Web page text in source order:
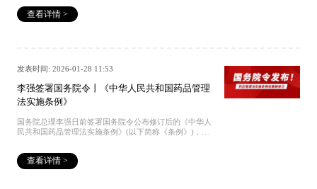
国计量法实施细则》制定，将实施近四十年的规范性文件
修订并上升为部门规章，旨在系统加强标准物质这一关键
行的量值溯源金字塔模型一致，又通过基准—— 一级——
二级的清晰分级，打通国内量值与国际标准的对接路径，
推动我国标准物质管理迈入法治化、体系化新阶段。2019
年，中国标准药物集团参照《国际通用计量学基本术语》
（ISO 指南 99）中测量标准 “原级、次级、工作级” 的溯
求，前瞻性对 “研制、生产、检验、供应” 全链条质量管理
体系完成系统性升级。这套体系不仅全面覆盖新《办法》
求，更在管理维度实现了与国际先进模式的同步接轨。深
化国际互认，构筑全球通行能力新《办法》在多个层面体
查看详情 >
发表时间: 2026-01-28 11:53
李强签署国务院令丨《中华人民共和国药品管理
法实施条例》
国务院总理李强日前签署国务院令公布修订后的《中华人
民共和国药品管理法实施条例》(以下简称《条例》)，自
要内容如下。来源：央视新闻客户端一是完善药品研制和
注册制度。支持以临床价值为导向的药品研制和创新，鼓
励研究和创制新药，支持新药临床推广和使用。明确药物
查看详情 >